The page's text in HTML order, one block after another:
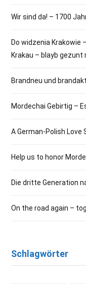
Wir sind da! – 1700
Do widzenia Krakowie
Brandneu und
Mordechai Gebirtig –
A German-Polish Love
Help us to honor
Die dritte Generation
On the road again –
Schlagwörter